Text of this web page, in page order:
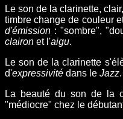
Le son de la clarinette,
timbre change de couleur
d'émission : "sombre",
clairon et l'aigu.
Le son de la clarinette
d'expressivité dans le Jazz.
La beauté du son de la
"médiocre" chez le